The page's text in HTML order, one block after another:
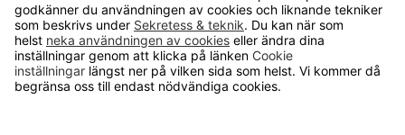
Därför ska du välja oss
Lediga jobb
Kvalitets- och miljöpolicy